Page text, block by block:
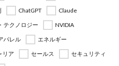
ChatGPT
Claude
テクノロジー
NVIDIA
パレル
エネルギー
リア セールス
セキュリティ